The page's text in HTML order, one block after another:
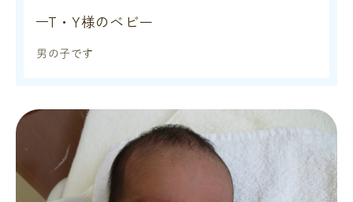
T・Y様のベビー
男の子です